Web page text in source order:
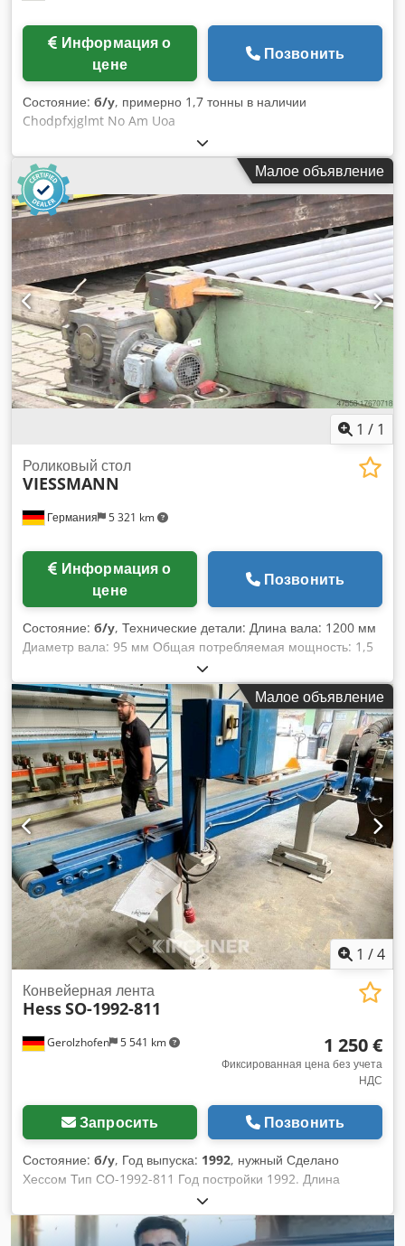
цене
Позвонить
Состояние: б/у, примерно 1,7 тонны в наличии
Chodpfxjglmt No Am Uoa
Малое объявление
1 / 1
Германия 5 321 km
Роликовый стол
VIESSMANN
цене
Позвонить
Состояние: б/у, Технические детали: Длина вала: 1200 мм
Диаметр вала: 95 мм Общая потребляемая мощность: 1,5
кВт Вес машины приблизительно: 2,0 тонны Csdpfou Nkv
Tox Am Usha Размеры Д х Ш х В: 4,3x1,5x0,45 м Эти
роликовые конвейеры выставлены на продажу. -
Конструкция: устойчивая конструкция из углового железа -
Ролики приводятся в движение двигателем (380 В; 2,15 А с
1400 об/мин) - Ролики регулируются - Размер дорожки
конвейера: 4100x1200 мм *
Малое объявление
1 /4
Gerolzhofen 5 541 km
Конвейерная лента
HessSO-1992-811
1 250 €
Фиксированная цена без учета
НДС
Запросить Позвонить
Состояние: б/у, Год выпуска: 1992, нужный Сделано
Хессом Тип СО-1992-811 Год постройки 1992. Длина
гусеницы ок. 3200 мм. Ширина полосы около 250 мм.
Двигатель 0,25 кВт Плавно регулируемая скорость
конвейерной ленты Требуемое пространство примерно